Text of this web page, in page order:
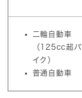
二輪自動車
（125cc超バ
イク）
普通自動車